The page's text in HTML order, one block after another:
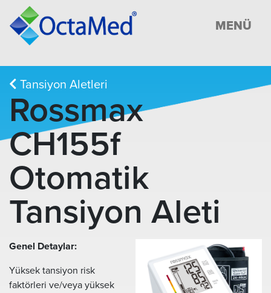
MENÜ
Tansiyon Aletleri
Rossmax
CH155f
Otomatik
Tansiyon Aleti
Genel Detaylar:
Yüksek tansiyon risk
faktörleri ve/veya yüksek